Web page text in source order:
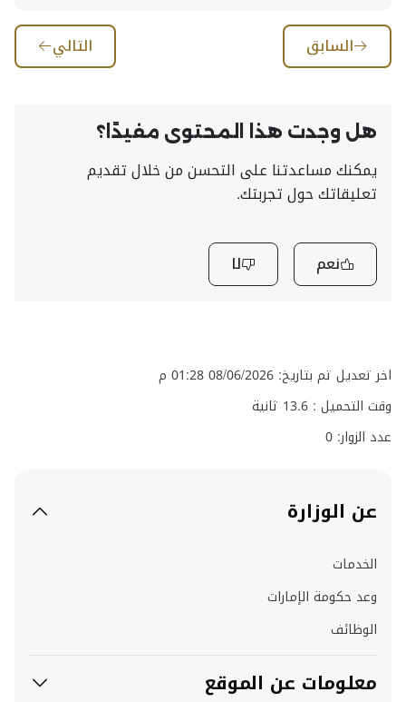
السابق التالي
هل وجدت هذا المحتوى مفيدًا؟
يمكنك مساعدتنا على التحسن من خلال تقديم
تعليقاتك حول تجربتك.
نعم لا
اخر تعديل تم بتاريخ: 08/06/2026 01:28 م
وقت التحميل : 13.6 ثانية
عدد الزوار: 0
عن الوزارة
الخدمات
وعد حكومة الإمارات
الوظائف
معلومات عن الموقع